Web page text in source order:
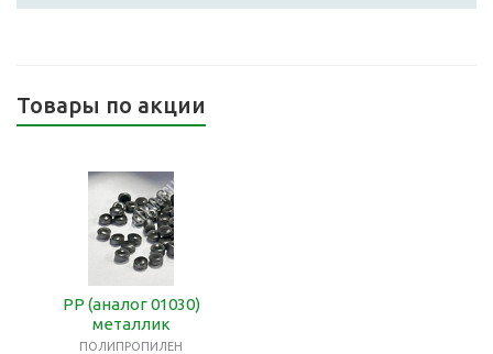
Товары по акции
РР (аналог 01030)
металлик
ПОЛИПРОПИЛЕН